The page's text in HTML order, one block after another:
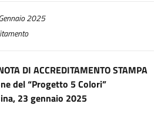
2025
DI ACCREDITAMENTO STAMPA
del “Progetto 5 Colori”
23 gennaio 2025